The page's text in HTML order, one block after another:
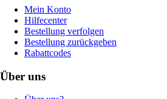
Mein Konto
Hilfecenter
Bestellung verfolgen
Bestellung zurückgeben
Rabattcodes
Über uns